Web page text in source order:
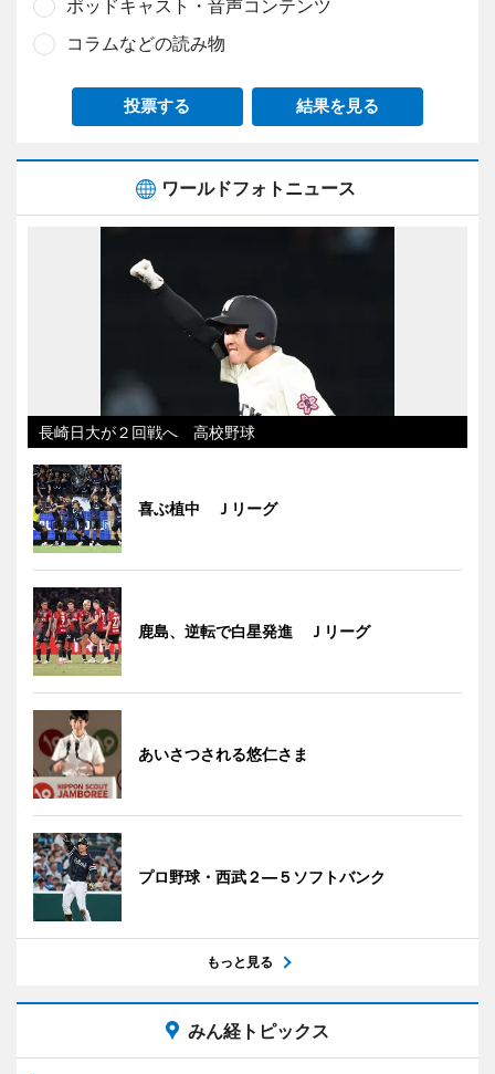
ポッドキャスト・音声コンテンツ
コラムなどの読み物
投票する 結果を見る
ワールドフォトニュース
長崎日大が２回戦へ 高校野球
喜ぶ植中 Ｊリーグ
鹿島、逆転で白星発進 Ｊリーグ
あいさつされる悠仁さま
プロ野球・西武２―５ソフトバンク
もっと見る
みん経トピックス